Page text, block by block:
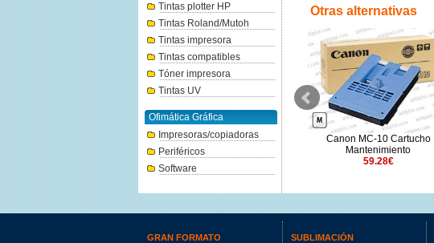
Tintas plotter HP
Tintas Roland/Mutoh
Tintas impresora
Tintas compatibles
Tóner impresora
Tintas UV
Ofimática Gráfica
Impresoras/copiadoras
Periféricos
Software
Otras alternativas
Canon PFI-110Y amarillo
76.17€
Canon MC-10 Cartucho
Mantenimiento
59.28€
GRAN FORMATO
SUBLIMACIÓN